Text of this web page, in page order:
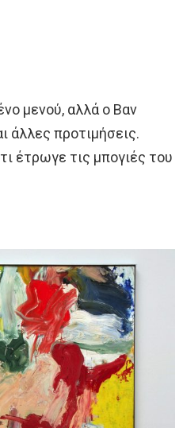
μενού, αλλά ο Βαν
άλλες προτιμήσεις.
έτρωγε τις μπογιές του